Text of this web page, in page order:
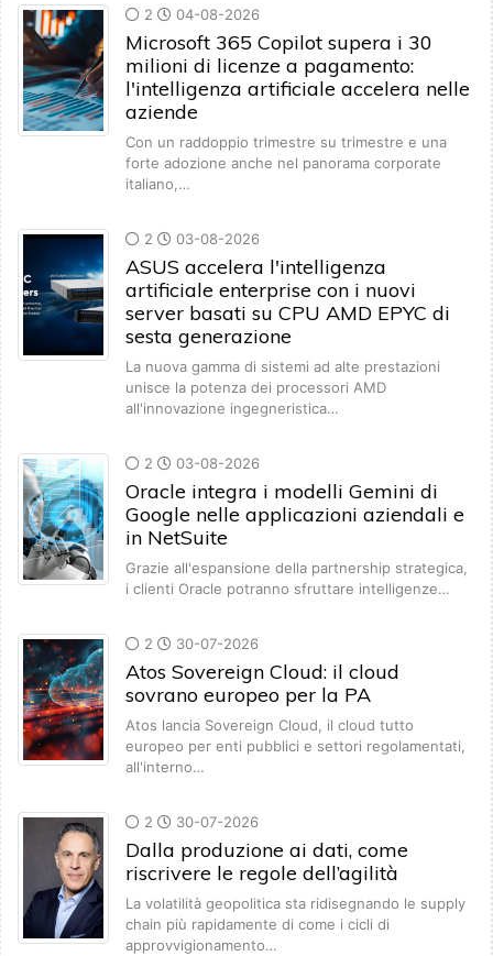
2 04-08-2026
Microsoft 365 Copilot supera i 30
milioni di licenze a pagamento:
l'intelligenza artificiale accelera nelle
aziende
Con un raddoppio trimestre su trimestre e una
forte adozione anche nel panorama corporate
italiano,…
2 03-08-2026
ASUS accelera l'intelligenza
artificiale enterprise con i nuovi
server basati su CPU AMD EPYC di
sesta generazione
La nuova gamma di sistemi ad alte prestazioni
unisce la potenza dei processori AMD
all'innovazione ingegneristica…
2 03-08-2026
Oracle integra i modelli Gemini di
Google nelle applicazioni aziendali e
in NetSuite
Grazie all'espansione della partnership strategica,
i clienti Oracle potranno sfruttare intelligenze…
2 30-07-2026
Atos Sovereign Cloud: il cloud
sovrano europeo per la PA
Atos lancia Sovereign Cloud, il cloud tutto
europeo per enti pubblici e settori regolamentati,
all'interno…
2 30-07-2026
Dalla produzione ai dati, come
riscrivere le regole dell’agilità
La volatilità geopolitica sta ridisegnando le supply
chain più rapidamente di come i cicli di
approvvigionamento…